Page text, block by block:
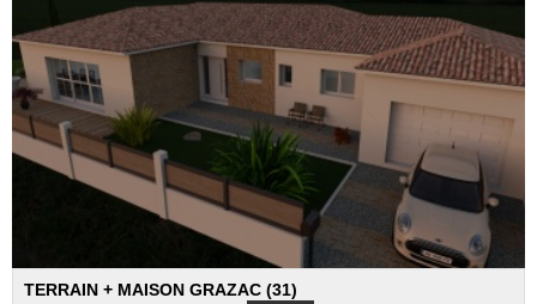
TERRAIN + MAISON GRAZAC (31)